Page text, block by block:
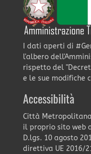
I dati aperti di
l'albero
rispetto del
e le sue modifiche
Accessibilità
Città
il proprio sito web
D.lgs. 10 agosto
direttiva UE 2016/